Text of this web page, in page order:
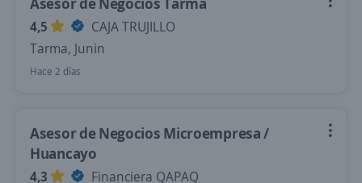
4,5
CAJA TRUJILLO
Tarma, Junin
Hace 2 días
Asesor de Negocios Microempresa /
Huancayo
4,3 Financiera QAPAQ